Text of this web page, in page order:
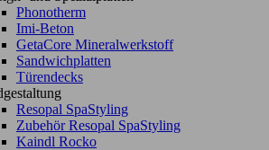
Phonotherm
Imi-Beton
GetaCore Mineralwerkstoff
Sandwichplatten
Türendecks
Resopal SpaStyling
Zubehör Resopal SpaStyling
Kaindl Rocko